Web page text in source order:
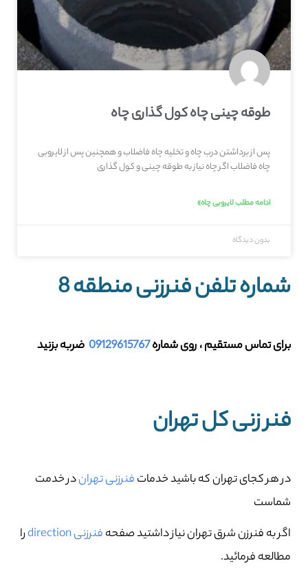
طوقه چینی چاه کول گذاری چاه
پس از برداشتن درب چاه و تخلیه چاه فاضلاب و همچنین پس از لایروبی
چاه فاضلاب اگر چاه نیاز به طوقه چینی و کول گذاری
ادامه مطلب لایروبی چاه»
بدون دیدگاه
شماره تلفن فنرزنی منطقه 8
برای تماس مستقیم ، روی شماره09129615767 ضربه بزنید
فنر زنی کل تهران
در هر کجای تهران که باشید خدماتفنرزنی تهراندر خدمت
شماست
اگر به فنرزن شرق تهران نیاز داشتید صفحهفنرزنی direction
را
مطالعه فرمائید.